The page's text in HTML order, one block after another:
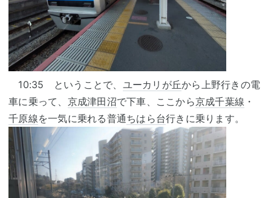
10:35 ということで、 ユーカリが丘から上野行きの電
車に乗って、 京成津田沼で下車、ここから京成千葉線 ・
千原線を一気に乗れる普通ちはら台行きに乗ります。